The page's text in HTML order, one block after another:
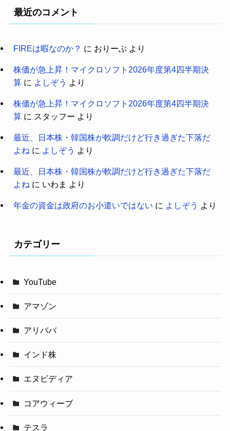
最近のコメント
FIREは暇なのか？ に おりーぶ より
株価が急上昇！マイクロソフト2026年度第4四半期決
算に よしぞう より
株価が急上昇！マイクロソフト2026年度第4四半期決
算に スタッフー より
最近、日本株・韓国株が軟調だけど行き過ぎた下落だ
よね に よしぞう より
最近、日本株・韓国株が軟調だけど行き過ぎた下落だ
よね に いわま より
年金の資金は政府のお小遣いではない に よしぞう より
カテゴリー
YouTube
アマゾン
アリババ
インド株
エヌビディア
コアウィーブ
テスラ